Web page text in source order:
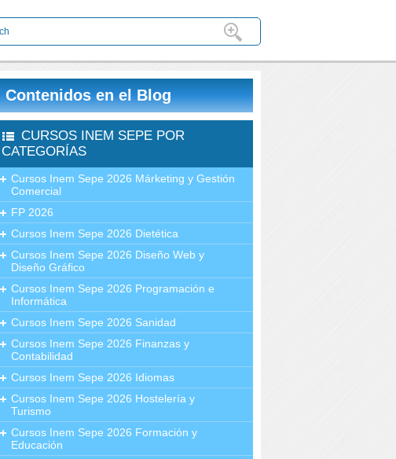
Contenidos en el Blog
CURSOS INEM SEPE POR
CATEGORÍAS
Cursos Inem Sepe 2026 Márketing y Gestión
Comercial
FP 2026
Cursos Inem Sepe 2026 Dietética
Cursos Inem Sepe 2026 Diseño Web y
Diseño Gráfico
Cursos Inem Sepe 2026 Programación e
Informática
Cursos Inem Sepe 2026 Sanidad
Cursos Inem Sepe 2026 Finanzas y
Contabilidad
Cursos Inem Sepe 2026 Idiomas
Cursos Inem Sepe 2026 Hostelería y
Turismo
Cursos Inem Sepe 2026 Formación y
Educación